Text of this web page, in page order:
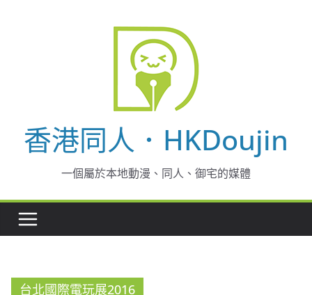
香港同人．HKDoujin
一個屬於本地動漫、同人、御宅的媒體
台北國際電玩展2016